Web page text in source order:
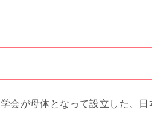
会が母体となって設立した、